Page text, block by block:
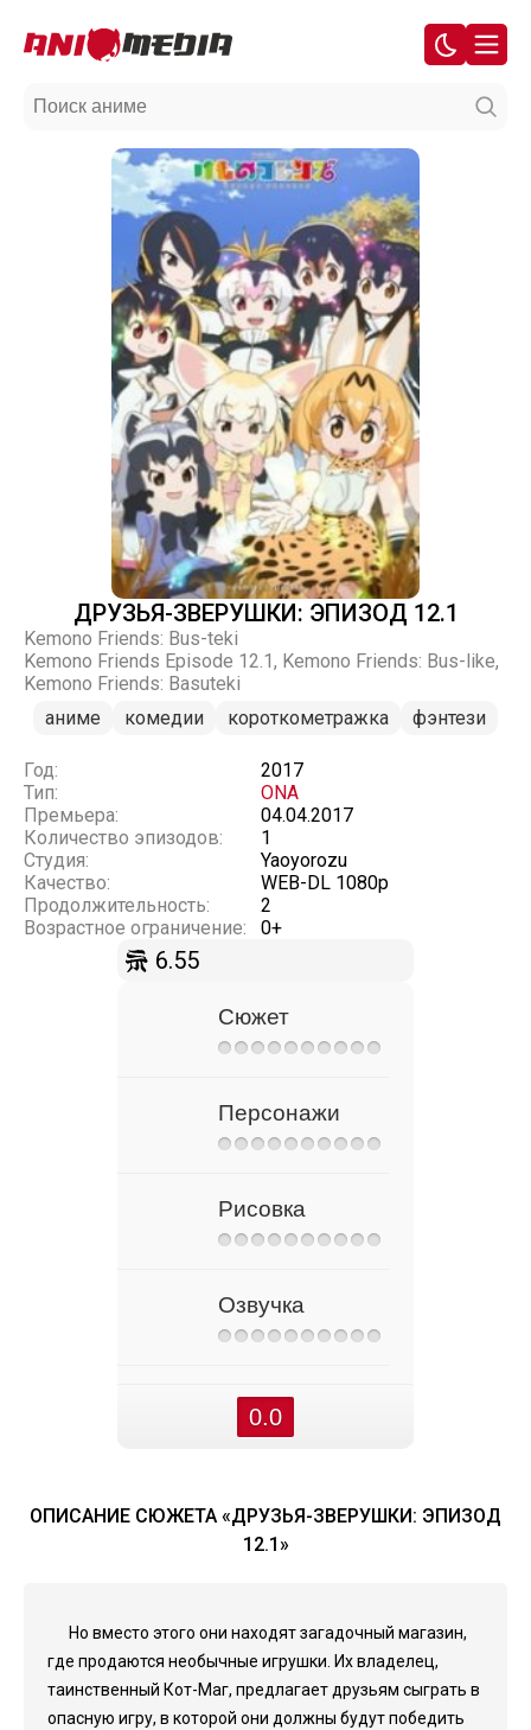
ДРУЗЬЯ-ЗВЕРУШКИ: ЭПИЗОД 12.1
Kemono Friends: Bus-teki
Kemono Friends Episode 12.1, Kemono Friends: Bus-like,
Kemono Friends: Basuteki
аниме
комедии короткометражка фэнтези
Год:
2017
Тип:
ONA
Премьера:
04.04.2017
Количество эпизодов:
1
Студия:
Yaoyorozu
Качество:
WEB-DL 1080p
Продолжительность:
2
Возрастное ограничение:
0+
6.55
Сюжет
Персонажи
Рисовка
Озвучка
0.0
ОПИСАНИЕ СЮЖЕТА «ДРУЗЬЯ-ЗВЕРУШКИ: ЭПИЗОД
12.1»
Но вместо этого они находят загадочный магазин,
где продаются необычные игрушки. Их владелец,
таинственный Кот-Маг, предлагает друзьям сыграть в
опасную игру, в которой они должны будут победить